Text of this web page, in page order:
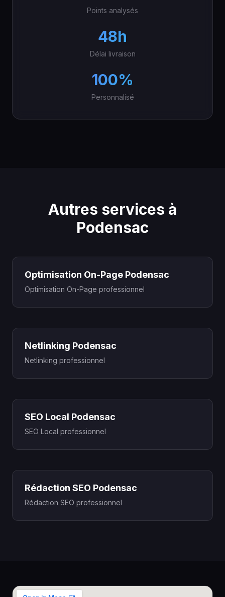
Points analysés
48h
Délai livraison
100%
Personnalisé
Autres services à
Podensac
Optimisation On-Page Podensac
Optimisation On-Page professionnel
Netlinking Podensac
Netlinking professionnel
SEO Local Podensac
SEO Local professionnel
Rédaction SEO Podensac
Rédaction SEO professionnel